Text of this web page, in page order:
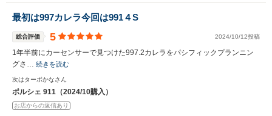
最初は997カレラ今回は991４S
総合評価 5 2024/10/12投稿
1年半前にカーセンサーで見つけた997.2カレラをパシフィックプランニン
グさ… 続きを読む
次はターボかなさん
ポルシェ 911（2024/10購入）
お店からの返信あり